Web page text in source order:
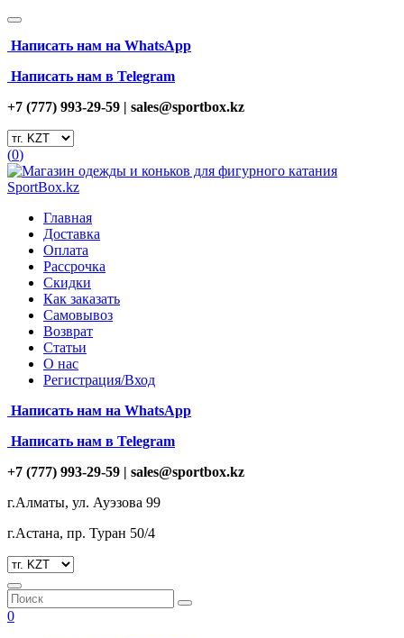
Написать нам на WhatsApp
Написать нам в Telegram
+7 (777) 993-29-59 | sales@sportbox.kz
(0)
Главная
Доставка
Оплата
Рассрочка
Скидки
Как заказать
Самовывоз
Возврат
Статьи
О нас
Регистрация/Вход
Написать нам на WhatsApp
Написать нам в Telegram
+7 (777) 993-29-59 | sales@sportbox.kz
г.Алматы, ул. Ауэзова 99
г.Астана, пр. Туран 50/4
0